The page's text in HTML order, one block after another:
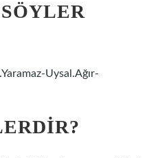
Uysal.Ağır-